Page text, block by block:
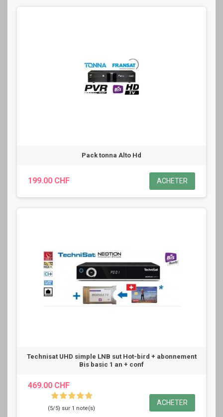
Pack tonna Alto Hd
199.00 CHF ACHETER
Technisat UHD simple LNB sut Hot-bird + abonnement
Bis basic 1 an + conf
469.00 CHF
(5/5) sur 1 note(s)
ACHETER